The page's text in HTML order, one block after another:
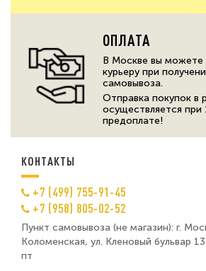
ОПЛАТА
В Москве вы можете
курьеру при
самовывоза.
Отправка покупок в
осуществляется при
предоплате!
КОНТАКТЫ
+7 (499) 755-91-45
+7 (958) 805-02-52
Пункт самовывоза (не магазин): г.
Коломенская, ул. Кленовый бульвар
пт